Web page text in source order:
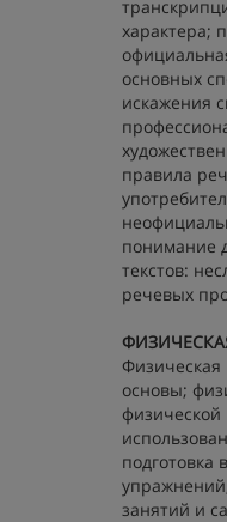
характера;
основных
искажения
правила
понимание
текстов:
речевых
Физическая
основы;
физической
подготовка
занятий и